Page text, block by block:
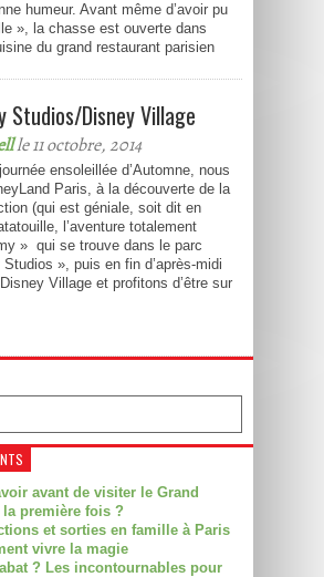
humeur. Avant même d’avoir pu
», la chasse est ouverte dans
du grand restaurant parisien
Studios/Disney Village
le 11 octobre, 2014
ensoleillée d’Automne, nous
Paris, à la découverte de la
(qui est géniale, soit dit en
l’aventure totalement
» qui se trouve dans le parc
», puis en fin d’après-midi
Village et profitons d’être sur
avant de visiter le Grand
première fois ?
et sorties en famille à Paris
vivre la magie
? Les incontournables pour